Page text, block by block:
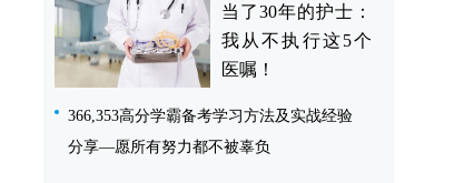
当了30年的护士：
我从不执行这5个
医嘱！
366,353高分学霸备考学习方法及实战经验
分享—愿所有努力都不被辜负